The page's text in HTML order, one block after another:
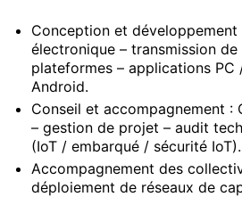
Conception et développement
électronique – transmission de
plateformes – applications PC
Android.
Conseil et accompagnement
– gestion de projet – audit
(IoT / embarqué / sécurité IoT).
Accompagnement des
déploiement de réseaux de